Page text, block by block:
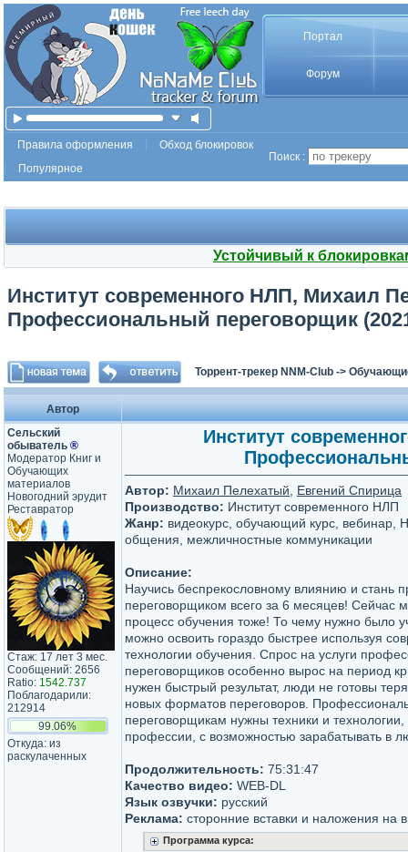
Портал
Форум
Правила оформления
Обход блокировок
Популярное
Поиск :
Устойчивый к
Институт современного НЛП, Михаил
Профессиональный переговорщик
Торрент-трекер NNM-Club ->
Автор
Сельский
обыватель ®
Модератор Книг и
Обучающих
материалов
Новогодний эрудит
Реставратор
Стаж: 17 лет 3 мес.
Сообщений: 2656
Ratio: 1542.737
Поблагодарили:
212914
99.06%
Откуда: из
раскулаченных
Институт
Автор: Михаил Пелехатый
Евгений Спирица
Производство: Институт современного НЛП
Жанр: видеокурс, обучающий курс, вебинар,
общения, межличностные коммуникации
Описание:
Научись беспрекословному влиянию и стань
переговорщиком всего за 6 месяцев! Сейчас
процесс обучения тоже! То чему нужно было
можно освоить гораздо быстрее используя
технологии обучения. Спрос на услуги
переговорщиков особенно вырос на период
нужен быстрый результат, люди не готовы
новых форматов переговоров.
переговорщикам нужны техники и
профессии, с возможностью зарабатывать в
Продолжительность: 75:31:47
Качество видео: WEB-DL
Язык озвучки: русский
Реклама: cторонние вставки и наложения на
Программа курса: